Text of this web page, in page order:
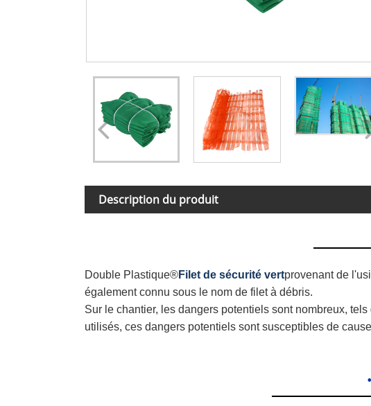
Description du produit
Double Plastique®Filet de sécurité vertprovenant de
également connu sous le nom de filet à débris.
Sur le chantier, les dangers potentiels sont nombreux,
utilisés, ces dangers potentiels sont susceptibles de
•